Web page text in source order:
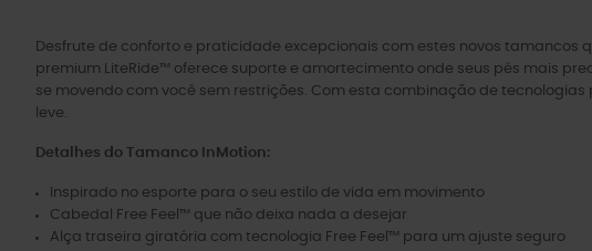
Desfrute de conforto e praticidade excepcionais com estes novos tamancos
premium LiteRide™ oferece suporte e amortecimento onde seus pés mais
se movendo com você sem restrições. Com esta combinação de
leve.
Detalhes do Tamanco InMotion:
Inspirado no esporte para o seu estilo de vida em movimento
Cabedal Free Feel™ que não deixa nada a desejar
Alça traseira giratória com tecnologia Free Feel™ para um ajuste seguro